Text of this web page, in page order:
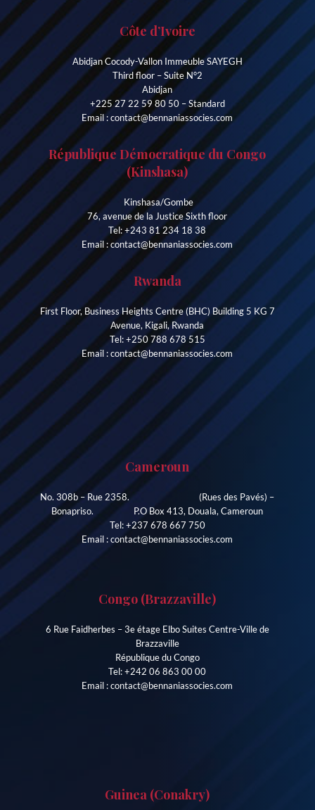
Côte d’Ivoire
Abidjan Cocody-Vallon Immeuble SAYEGH
Third floor – Suite N°2
Abidjan
+225 27 22 59 80 50 – Standard
Email : contact@bennaniassocies.com
République Démocratique du Congo
(Kinshasa)
Kinshasa/Gombe
76, avenue de la Justice Sixth floor
Tel: +243 81 234 18 38
Email : contact@bennaniassocies.com
Rwanda
First Floor, Business Heights Centre (BHC) Building 5 KG 7
Avenue, Kigali, Rwanda
Tel: +250 788 678 515
Email : contact@bennaniassocies.com
Cameroun
No. 308b – Rue 2358. (Rues des Pavés) –
Bonapriso. P.O Box 413, Douala, Cameroun
Tel: +237 678 667 750
Email : contact@bennaniassocies.com
Congo (Brazzaville)
6 Rue Faidherbes – 3e étage Elbo Suites Centre-Ville de
Brazzaville
République du Congo
Tel: +242 06 863 00 00
Email : contact@bennaniassocies.com
Guinea (Conakry)